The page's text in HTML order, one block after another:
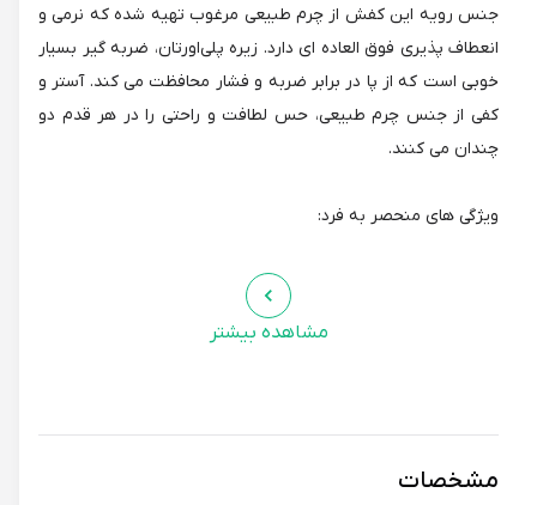
جنس رویه این کفش از چرم طبیعی مرغوب تهیه شده که نرمی و
انعطاف پذیری فوق العاده ای دارد. زیره پلی‌اورتان، ضربه گیر بسیار
خوبی است که از پا در برابر ضربه و فشار محافظت می کند. آستر و
کفی از جنس چرم طبیعی، حس لطافت و راحتی را در هر قدم دو
چندان می کنند.
ویژگی های منحصر به فرد:
* کفی قابل تعویض: این ویژگی به شما این امکان را می دهد که
کفی را متناسب با نیاز و ترجیح خود تغییر دهید.
* مدل پاشنه یکسره: با ارتفاع 6.5 سانتیمتر، این مدل پاشنه هم
یکنواخت توزیع می کند و از فشار بر روی مچ پا جلوگیری می کند.
مشاهده بیشتر
مشخصات